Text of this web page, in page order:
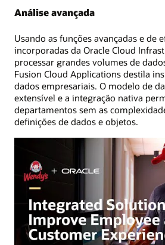
Análise avançada
Usando as funções avançadas e de
incorporadas da Oracle Cloud
processar grandes volumes de
Fusion Cloud Applications destila
dados empresariais. O modelo de
extensível e a integração nativa
departamentos sem as
definições de dados e objetos.